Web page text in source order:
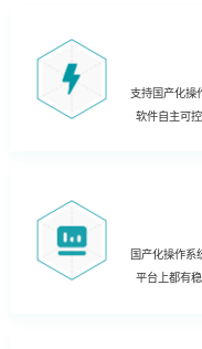
支持国产化操
软件自主可
国产化操作系
平台上都有